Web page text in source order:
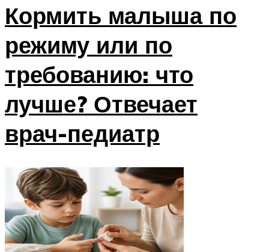
Кормить малыша по
режиму или по
требованию: что
лучше? Отвечает
врач-педиатр